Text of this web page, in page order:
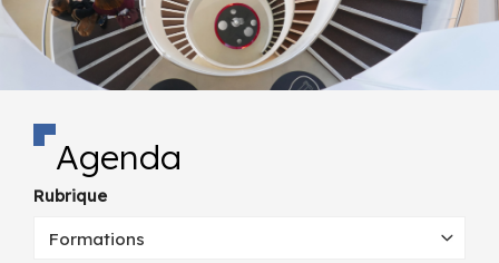
Agenda
Rubrique
Formations